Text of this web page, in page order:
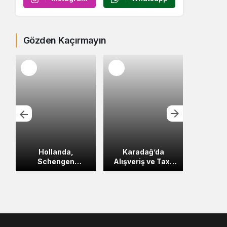
Gözden Kaçırmayın
Hollanda,
Schengen
Bölgesi’nde Sınır
Karadağ’da
Alışveriş ve Tax-
Free Rehberi